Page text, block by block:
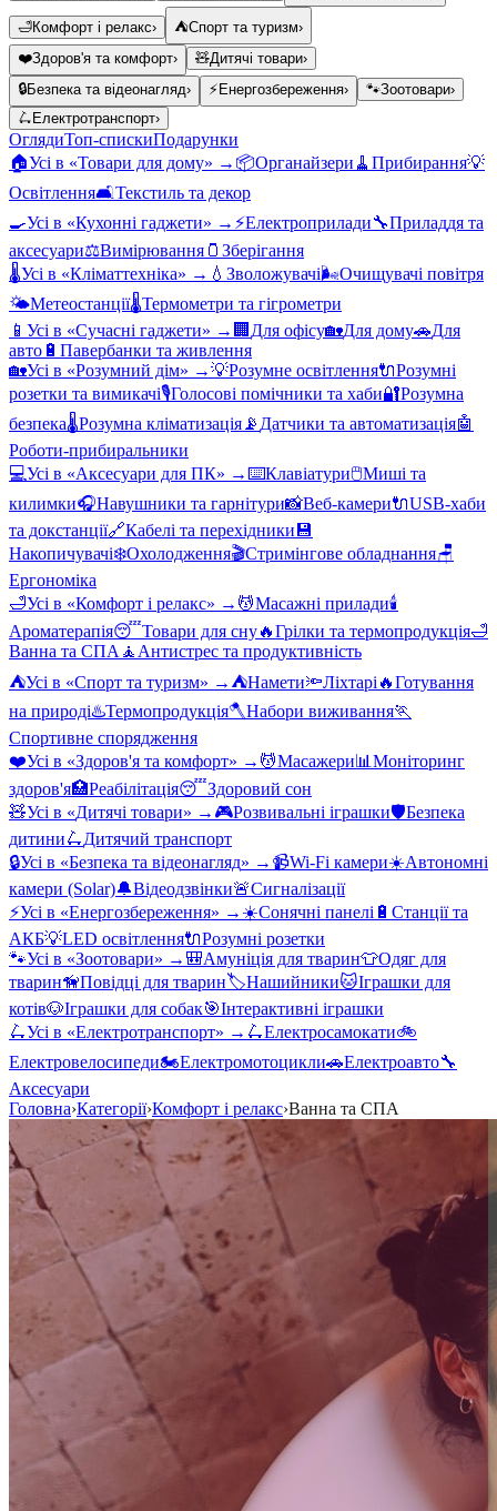
🛁Комфорт і релакс› ⛺Спорт та туризм›
❤️Здоров'я та комфорт› 🧸Дитячі товари›
🔒Безпека та відеонагляд› ⚡ Енергозбереження› 🐾Зоотовари›
🛴 Електротранспорт›
ОглядиТоп-спискиПодарунки
🏠Усі в «Товари для дому» → 📦Органайзери 🧹 Прибирання💡
Освітлення🛋️Текстиль та декор
🍳Усі в «Кухонні гаджети» → ⚡Електроприлади🔧Приладдя та
аксесуари⚖️Вимірювання 🫙 Зберігання
🌡️Усі в «Кліматтехніка» → 💧 Зволожувачі🌬️Очищувачі повітря
🌤️Метеостанції🌡️Термометри та гігрометри
📱 Усі в «Сучасні гаджети» → 🏢 Для офісу🏡Для дому🚗Для
авто 🔋 Павербанки та живлення
🏡Усі в «Розумний дім» →💡Розумне освітлення🔌Розумні
розетки та вимикачі🎙️Голосові помічники та хаби🔐Розумна
безпека🌡️Розумна кліматизація 📡 Датчики та автоматизація🤖
Роботи-прибиральники
💻Усі в «Аксесуари для ПК» →⌨️Клавіатури🖱️Миші та
килимки🎧Навушники та гарнітури📸Веб-камери🔌USB-хаби
та докстанції🔗Кабелі та перехідники 💾
Накопичувачі❄️Охолодження🎬Стримінгове обладнання🪑
Ергономіка
🛁Усі в «Комфорт і релакс» → 💆Масажні прилади🕯️
Ароматерапія😴Товари для сну🔥Грілки та термопродукція🛁
Ванна та СПА 🧘 Антистрес та продуктивність
⛺Усі в «Спорт та туризм» → ⛺Намети🔦Ліхтарі 🔥Готування
на природі♨️Термопродукція🪓Набори виживання🏃
Спортивне спорядження
❤️Усі в «Здоров'я та комфорт» → 💆Масажери📊 Моніторинг
здоров'я🏥Реабілітація😴Здоровий сон
🧸Усі в «Дитячі товари» → 🎮Розвивальні іграшки🛡️Безпека
дитини🛴Дитячий транспорт
🔒Усі в «Безпека та відеонагляд» → 📹Wi-Fi камери☀️Автономні
камери (Solar)🔔Відеодзвінки🚨Сигналізації
⚡Усі в «Енергозбереження» → ☀️Сонячні панелі 🔋 Станції та
АКБ💡LED освітлення🔌Розумні розетки
🐾Усі в «Зоотовари» → 🎒Амуніція для тварин👕Одяг для
тварин🦮Повідці для тварин🏷️Нашийники🐱Іграшки для
котів🐶Іграшки для собак🎯Інтерактивні іграшки
🛴Усі в «Електротранспорт» → 🛴Електросамокати🚲
Електровелосипеди🏍️Електромотоцикли🚗Електроавто🔧
Аксесуари
Головна›Категорії›Комфорт і релакс›Ванна та СПА